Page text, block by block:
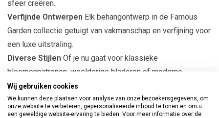
sfeer creëren.
Verfijnde Ontwerpen Elk behangontwerp in de Famous
Garden collectie getuigt van vakmanschap en verfijning voor
een luxe uitstraling.
Diverse Stijlen Of je nu gaat voor klassieke
bloemenpatronen, weelderige bladeren of moderne
abstracties, Famous Garden biedt diverse stijlen om aan
elke voorkeur te voldoen.
Eenvoudige ToepassingHet behang is eenvoudig aan te
Wij gebruiken cookies
We kunnen deze plaatsen voor analyse van onze bezoekersgegevens, om
onze website te verbeteren, gepersonaliseerde inhoud te tonen en om u
een geweldige website-ervaring te bieden. Voor meer informatie over de